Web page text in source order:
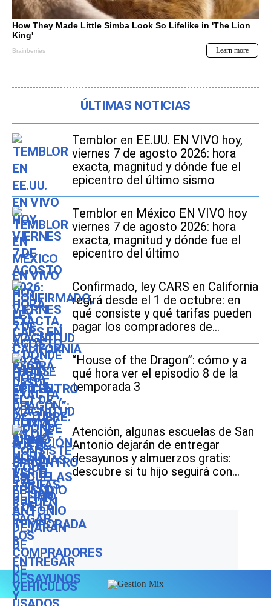
ÚLTIMAS NOTICIAS
Temblor en EE.UU. EN VIVO hoy,
viernes 7 de agosto 2026: hora
exacta, magnitud y dónde fue el
epicentro del último sismo
Temblor en México EN VIVO hoy
viernes 7 de agosto 2026: hora
exacta, magnitud y dónde fue el
epicentro del último
Confirmado, ley CARS en California
regirá desde el 1 de octubre: en
qué consiste y qué tarifas pueden
pagar los compradores de
vehículos usados
“House of the Dragon”: cómo y a
qué hora ver el episodio 8 de la
temporada 3
Atención, algunas escuelas de San
Antonio dejarán de entregar
desayunos y almuerzos gratis:
descubre si tu hijo seguirá con
este beneficio durante el ciclo